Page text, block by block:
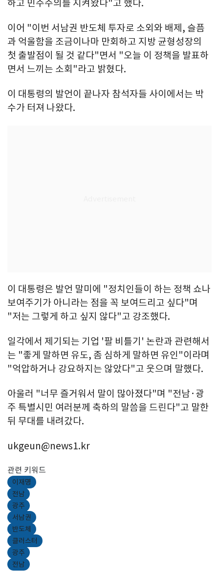
하고 민주주의를 지켜왔다"고 했다.
이어 "이번 서남권 반도체 투자로 소외와 배제, 슬픔
과 억울함을 조금이나마 만회하고 지방 균형성장의
첫 출발점이 될 것 같다"면서 "오늘 이 정책을 발표하
면서 느끼는 소회"라고 밝혔다.
이 대통령의 발언이 끝나자 참석자들 사이에서는 박
수가 터져 나왔다.
이 대통령은 발언 말미에 "정치인들이 하는 정책 쇼나
보여주기가 아니라는 점을 꼭 보여드리고 싶다"며
"저는 그렇게 하고 싶지 않다"고 강조했다.
일각에서 제기되는 기업 '팔 비틀기' 논란과 관련해서
는 "좋게 말하면 유도, 좀 심하게 말하면 유인"이라며
"억압하거나 강요하지는 않았다"고 웃으며 말했다.
아울러 "너무 즐거워서 말이 많아졌다"며 "전남·광
주 특별시민 여러분께 축하의 말씀을 드린다"고 말한
뒤 무대를 내려갔다.
ukgeun@news1.kr
관련 키워드
이재명
전남
광주
서남권
반도체
클러스터
광주
전남